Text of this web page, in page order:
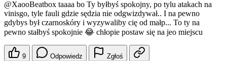
@XaooBeatbox taaaa bo Ty byłbyś spokojny, po tylu atakach na
vinisgo, tyle fauli gdzie sędzia nie odgwizdywał.. I na pewno
gdybys był czarnoskóry i wyzywaliby cię od małp... To ty na
pewno stałbyś spokojnie 😂 chłopie postaw się na jeo miejscu
9 Odpowiedz Zgłoś